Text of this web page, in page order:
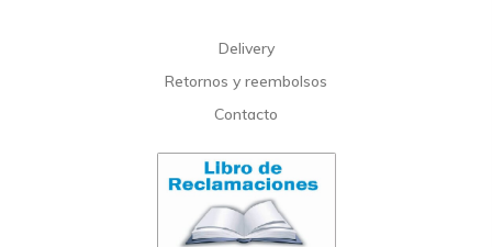
Delivery
Retornos y reembolsos
Contacto